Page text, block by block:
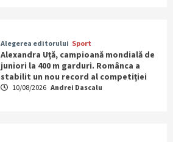
Alegerea editorului Sport
Alexandra Uță, campioană mondială de
juniori la 400 m garduri. Românca a
stabilit un nou record al competiției
10/08/2026 Andrei Dascalu